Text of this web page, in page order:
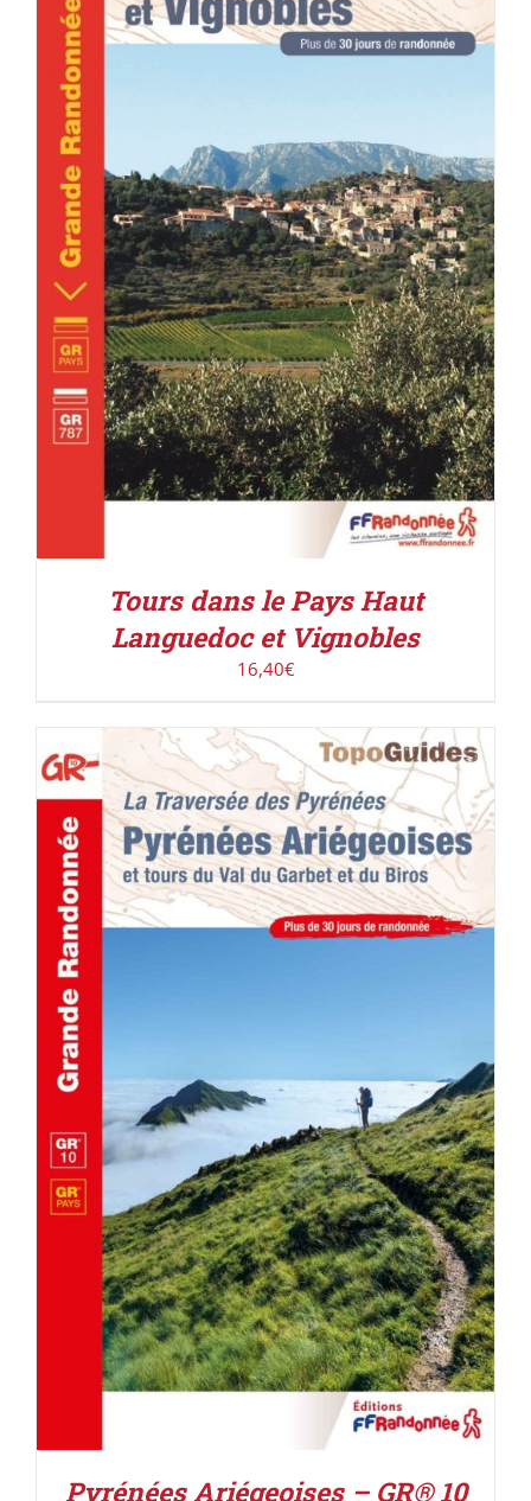
ACHETER LE PRODUIT / DÉTAILS
Tours dans le Pays Haut
Languedoc et Vignobles
16,40€
AJOUTER AU PANIER DÉTAILS
Pyrénées Ariégeoises – GR® 10